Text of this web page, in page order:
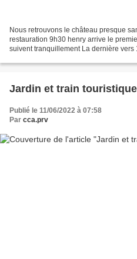
Nous retrouvons le château presque
restauration 9h30 henry arrive le
suivent tranquillement La dernière
Jardin et train
Publié le 11/06/2022 à 07:58
Par cca.prv